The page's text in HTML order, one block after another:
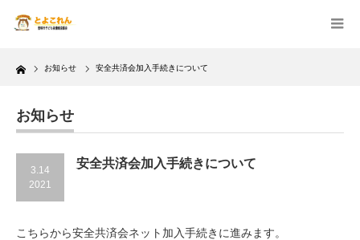
Home お知らせ 安全共済会加入手続きについて
お知らせ
3.14
2021
安全共済会加入手続きについて
こちらから安全共済会ネット加入手続きに進みます。